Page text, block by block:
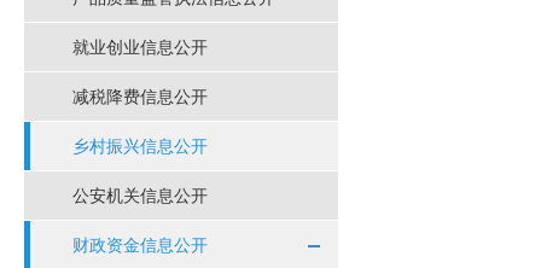
就业创业信息公开
减税降费信息公开
乡村振兴信息公开
公安机关信息公开
财政资金信息公开